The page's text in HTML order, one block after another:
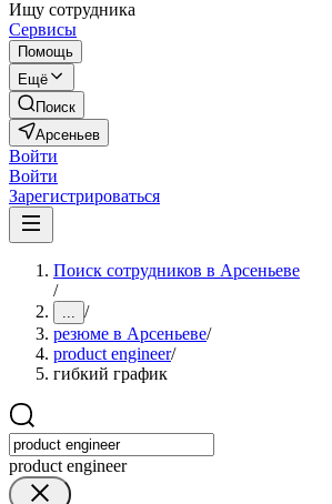
Ищу сотрудника
Сервисы
Помощь
Ещё
Поиск
Арсеньев
Войти
Войти
Зарегистрироваться
Поиск сотрудников в Арсеньеве
/
... /
резюме в Арсеньеве/
product engineer/
гибкий график
product engineer